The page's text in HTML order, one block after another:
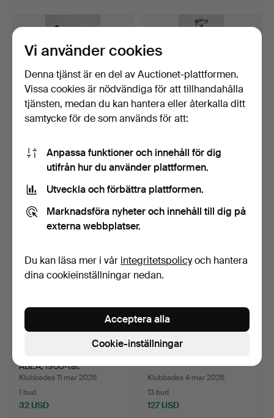
BERGBOM. Golvlampa,
modell G-09.
Klubbades 15 mar 2026
9 bud
ACHILLE OCH PIER
CASTIGLIONI. Golvlampa,
u…
Klubbades 15 mar 2026
17 bud
ABEA, 1900-tal.
Klubbades 11 mar 2026
1 bud
32 USD
Klubbades 4 mar 2026
13 bud
127 USD
Vi använder cookies
Denna tjänst är en del av Auctionet-plattformen.
Vissa cookies är nödvändiga för att tillhandahålla
tjänsten, medan du kan hantera eller återkalla ditt
samtycke för de som används för att:
Anpassa funktioner och innehåll för dig
utifrån hur du använder plattformen.
Utveckla och förbättra plattformen.
Marknadsföra nyheter och innehåll till dig på
externa webbplatser.
Du kan läsa mer i vår integritetspolicyoch hantera
dina cookieinställningar nedan.
Cookie-inställningar
Acceptera alla